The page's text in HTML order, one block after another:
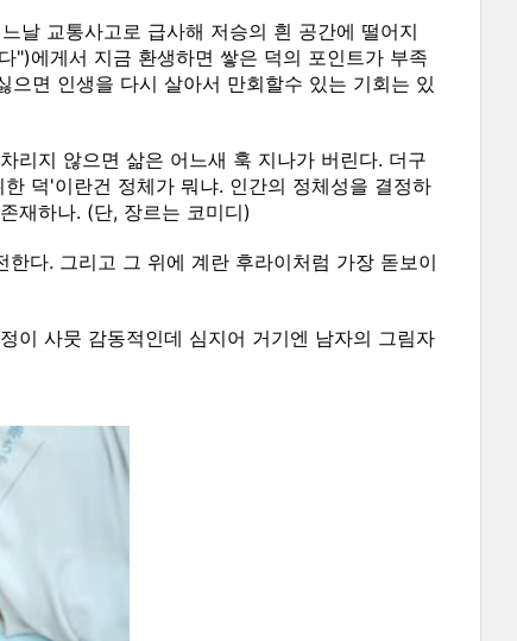
날 교통사고로 급사해 저승의 흰 공간에 떨어지
")에게서 지금 환생하면 쌓은 덕의 포인트가 부족
으면 인생을 다시 살아서 만회할수 있는 기회는 있
리지 않으면 삶은 어느새 훅 지나가 버린다. 더구
덕'이란건 정체가 뭐냐. 인간의 정체성을 결정하
재하나. (단, 장르는 코미디)
다. 그리고 그 위에 계란 후라이처럼 가장 돋보이
이 사뭇 감동적인데 심지어 거기엔 남자의 그림자